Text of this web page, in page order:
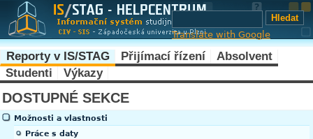
Translate with Google
Reporty v IS/STAG Přijímací řízení
Absolvent
Studenti
Výkazy
DOSTUPNÉ SEKCE
Možnosti a vlastnosti
Práce s daty